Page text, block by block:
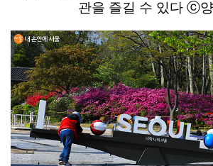
관을 즐길 수 있다 ⓒ